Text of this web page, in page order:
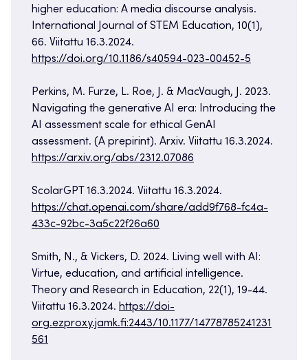
higher education: A media discourse analysis.
International Journal of STEM Education, 10(1),
66. Viitattu 16.3.2024.
https://doi.org/10.1186/s40594-023-00452-5
Perkins, M. Furze, L. Roe, J. & MacVaugh, J. 2023.
Navigating the generative AI era: Introducing the
AI assessment scale for ethical GenAI
assessment. (A prepirint). Arxiv. Viitattu 16.3.2024.
https://arxiv.org/abs/2312.07086
ScolarGPT 16.3.2024. Viitattu 16.3.2024.
https://chat.openai.com/share/add9f768-fc4a-
433c-92bc-3a5c22f26a60
Smith, N., & Vickers, D. 2024. Living well with AI:
Virtue, education, and artificial intelligence.
Theory and Research in Education, 22(1), 19-44.
Viitattu 16.3.2024. https://doi-
org.ezproxy.jamk.fi:2443/10.1177/14778785241231
561